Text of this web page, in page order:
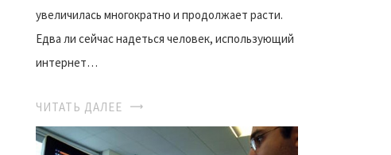
увеличилась многократно и продолжает расти.
Едва ли сейчас надеться человек, использующий
интернет…
ЧИТАТЬ ДАЛЕЕ